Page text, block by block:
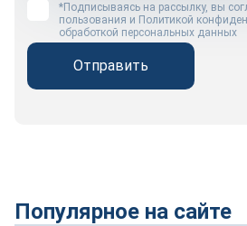
*Подписываясь на рассылку, вы
пользования и Политикой
обработкой персональных данных
Отправить
Популярное на сайте